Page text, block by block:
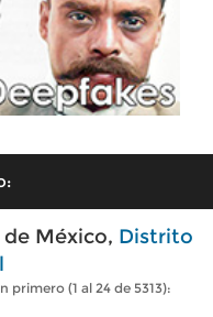
México, Distrito
(1 al 24 de 5313):